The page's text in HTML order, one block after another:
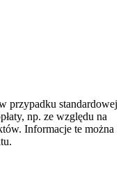
przypadku standardowej
np. ze względu na
Informacje te można